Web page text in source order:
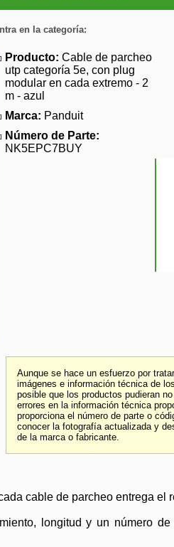
en la categoría:
Producto: Cable de parcheo
utp categoría 5e, con plug
modular en cada extremo - 2
m - azul
Marca: Panduit
Número de Parte:
NK5EPC7BUY
Aunque se hace un esfuerzo por
imágenes e información técnica de
posible que los productos pudieran
errores en la información técnica
proporciona el número de parte o
conocer la fotografía actualizada y
de la marca o fabricante.
cable de parcheo entrega el
longitud y un número